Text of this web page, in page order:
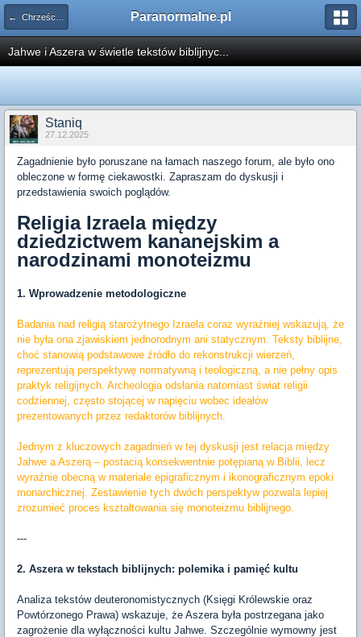
← Chrześcijaństwo Paranormalne.pl
Jahwe i Aszera w świetle tekstów biblijnyc...
Staniq
27.12.2025
Zagadnienie było poruszane na łamach naszego forum, ale było ono
obleczone w formę ciekawostki. Zapraszam do dyskusji i
przedstawienia swoich poglądów.
Religia Izraela między
dziedzictwem kananejskim a
narodzinami monoteizmu
1. Wprowadzenie metodologiczne
Badania nad religią starożytnego Izraela coraz wyraźniej wskazują, że
nie była ona zjawiskiem jednorodnym ani statycznym. Teksty biblijne,
choć stanowią podstawowe źródło do rekonstrukcji wierzeń,
reprezentują perspektywę normatywną i teologiczną, a nie pełny opis
praktyk religijnych. Archeologia odsłania natomiast świat religii
codziennej, często stojącej w napięciu wobec ideałów
prezentowanych przez redaktorów biblijnych.
Jednym z kluczowych zagadnień w tej dyskusji jest relacja między
Jahwe a Aszerą – postacią konsekwentnie potępianą w Biblii, lecz
wyraźnie obecną w materiale epigraficznym i ikonograficznym epoki
monarchicznej. Zestawienie tych dwóch perspektyw pozwala lepiej
zrozumieć proces kształtowania się monoteizmu biblijnego.
---
2. Aszera w tekstach biblijnych: polemika i pamięć kultu
Analiza tekstów deuteronomistycznych (Księgi Królewskie oraz
Powtórzonego Prawa) wskazuje, że Aszera była postrzegana jako
zagrożenie dla wyłączności kultu Jahwe. Szczególnie wymowny jest